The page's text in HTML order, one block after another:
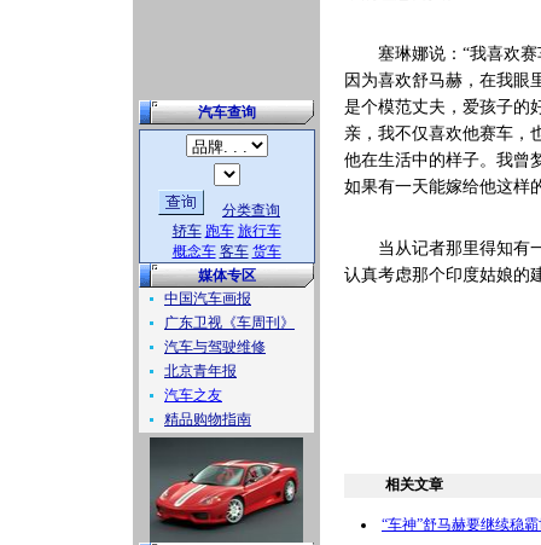
汽车查询
分类查询
轿车 跑车 旅行车
概念车 客车 货车
媒体专区
中国汽车画报
广东卫视《车周刊》
汽车与驾驶维修
北京青年报
汽车之友
精品购物指南
塞琳娜说：“我喜欢赛
因为喜欢舒马赫，在我眼
是个模范丈夫，爱孩子的
亲，我不仅喜欢他赛车，
他在生活中的样子。我曾
如果有一天能嫁给他这样
当从记者那里得知有一
认真考虑那个印度姑娘的
相关文章
“车神”舒马赫要继续稳